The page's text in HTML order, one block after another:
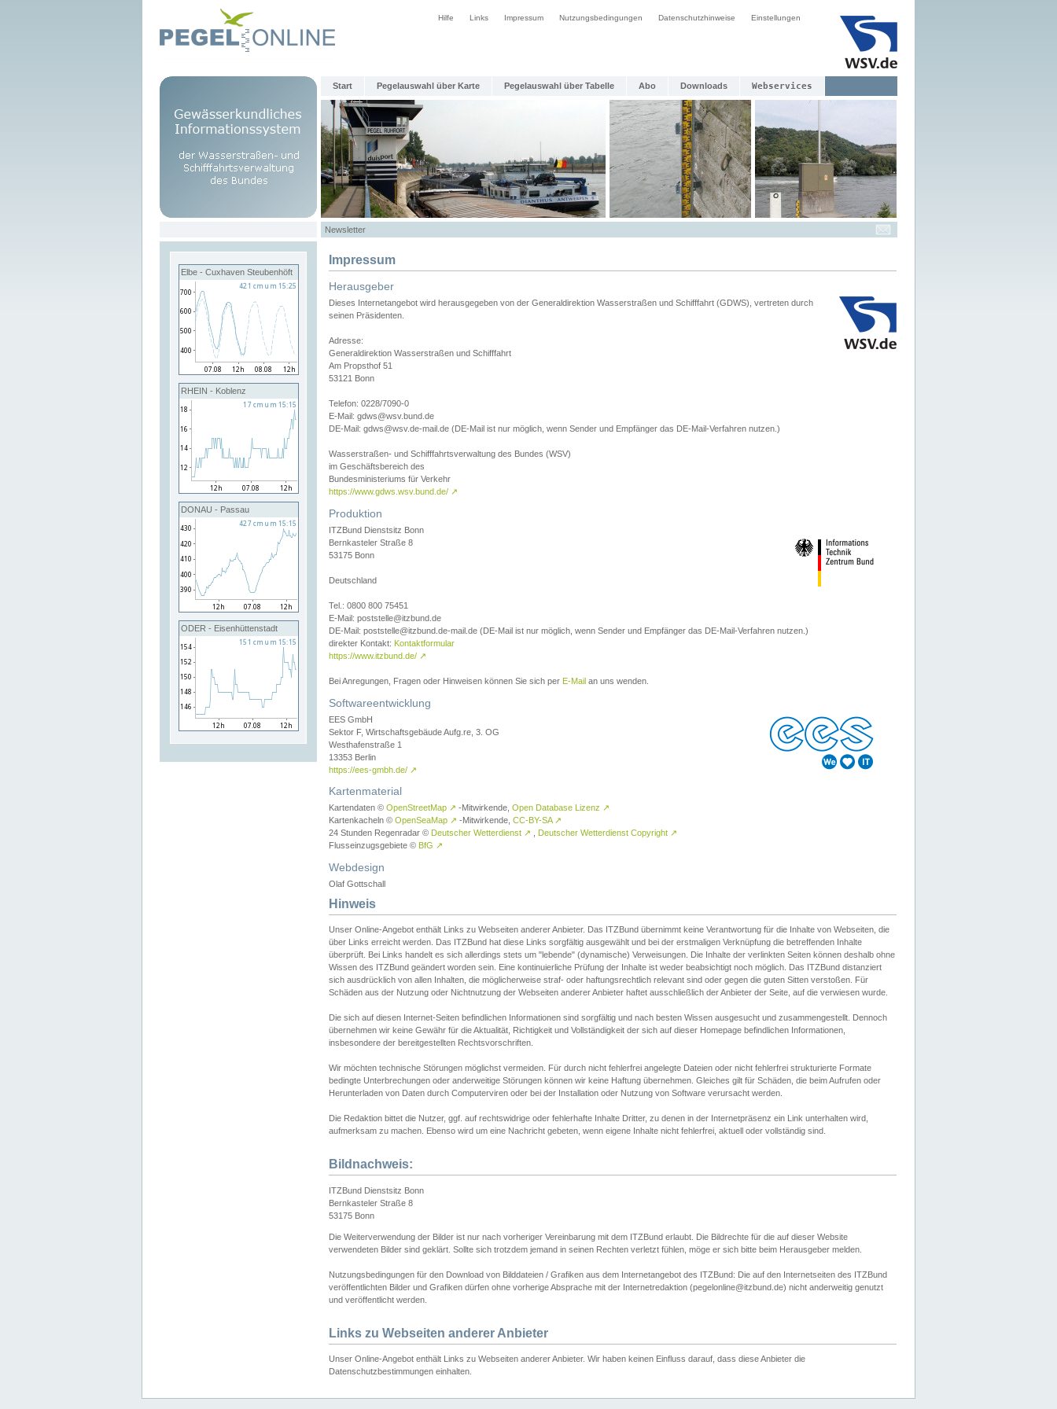
Hilfe Links Impressum Nutzungsbedingungen Datenschutzhinweise Einstellungen
Start Pegelauswahl über Karte Pegelauswahl über Tabelle Abo Downloads Webservices
Newsletter
Elbe - Cuxhaven Steubenhöft
RHEIN - Koblenz
DONAU - Passau
ODER - Eisenhüttenstadt
Impressum
Herausgeber
Dieses Internetangebot wird herausgegeben von der Generaldirektion Wasserstraßen und Schifffahrt (GDWS), vertreten durch
seinen Präsidenten.
Adresse:
Generaldirektion Wasserstraßen und Schifffahrt
Am Propsthof 51
53121 Bonn
Telefon: 0228/7090-0
E-Mail: gdws@wsv.bund.de
DE-Mail: gdws@wsv.de-mail.de (DE-Mail ist nur möglich, wenn Sender und Empfänger das DE-Mail-Verfahren nutzen.)
Wasserstraßen- und Schifffahrtsverwaltung des Bundes (WSV)
im Geschäftsbereich des
Bundesministeriums für Verkehr
https://www.gdws.wsv.bund.de/ ↗
Produktion
ITZBund Dienstsitz Bonn
Bernkasteler Straße 8
53175 Bonn
Deutschland
Tel.: 0800 800 75451
E-Mail: poststelle@itzbund.de
DE-Mail: poststelle@itzbund.de-mail.de (DE-Mail ist nur möglich, wenn Sender und Empfänger das DE-Mail-Verfahren nutzen.)
direkter Kontakt: Kontaktformular
https://www.itzbund.de/ ↗
Bei Anregungen, Fragen oder Hinweisen können Sie sich per E-Mail an uns wenden.
Softwareentwicklung
EES GmbH
Sektor F, Wirtschaftsgebäude Aufg.re, 3. OG
Westhafenstraße 1
13353 Berlin
https://ees-gmbh.de/ ↗
Kartenmaterial
Kartendaten © OpenStreetMap ↗ -Mitwirkende, Open Database Lizenz ↗
Kartenkacheln © OpenSeaMap ↗ -Mitwirkende, CC-BY-SA ↗
24 Stunden Regenradar © Deutscher Wetterdienst ↗ Deutscher Wetterdienst Copyright ↗
Flusseinzugsgebiete © BfG ↗
Webdesign
Olaf Gottschall
Hinweis
Unser Online-Angebot enthält Links zu Webseiten anderer Anbieter. Das ITZBund übernimmt keine Verantwortung für die Inhalte von Webseiten, die
über Links erreicht werden. Das ITZBund hat diese Links sorgfältig ausgewählt und bei der erstmaligen Verknüpfung die betreffenden Inhalte
überprüft. Bei Links handelt es sich allerdings stets um "lebende" (dynamische) Verweisungen. Die Inhalte der verlinkten Seiten können deshalb ohne
Wissen des ITZBund geändert worden sein. Eine kontinuierliche Prüfung der Inhalte ist weder beabsichtigt noch möglich. Das ITZBund distanziert
sich ausdrücklich von allen Inhalten, die möglicherweise straf- oder haftungsrechtlich relevant sind oder gegen die guten Sitten verstoßen. Für
Schäden aus der Nutzung oder Nichtnutzung der Webseiten anderer Anbieter haftet ausschließlich der Anbieter der Seite, auf die verwiesen wurde.
Die sich auf diesen Internet-Seiten befindlichen Informationen sind sorgfältig und nach besten Wissen ausgesucht und zusammengestellt. Dennoch
übernehmen wir keine Gewähr für die Aktualität, Richtigkeit und Vollständigkeit der sich auf dieser Homepage befindlichen Informationen,
insbesondere der bereitgestellten Rechtsvorschriften.
Wir möchten technische Störungen möglichst vermeiden. Für durch nicht fehlerfrei angelegte Dateien oder nicht fehlerfrei strukturierte Formate
bedingte Unterbrechungen oder anderweitige Störungen können wir keine Haftung übernehmen. Gleiches gilt für Schäden, die beim Aufrufen oder
Herunterladen von Daten durch Computerviren oder bei der Installation oder Nutzung von Software verursacht werden.
Die Redaktion bittet die Nutzer, ggf. auf rechtswidrige oder fehlerhafte Inhalte Dritter, zu denen in der Internetpräsenz ein Link unterhalten wird,
aufmerksam zu machen. Ebenso wird um eine Nachricht gebeten, wenn eigene Inhalte nicht fehlerfrei, aktuell oder vollständig sind.
Bildnachweis:
ITZBund Dienstsitz Bonn
Bernkasteler Straße 8
53175 Bonn
Die Weiterverwendung der Bilder ist nur nach vorheriger Vereinbarung mit dem ITZBund erlaubt. Die Bildrechte für die auf dieser Website
verwendeten Bilder sind geklärt. Sollte sich trotzdem jemand in seinen Rechten verletzt fühlen, möge er sich bitte beim Herausgeber melden.
Nutzungsbedingungen für den Download von Bilddateien / Grafiken aus dem Internetangebot des ITZBund: Die auf den Internetseiten des ITZBund
veröffentlichten Bilder und Grafiken dürfen ohne vorherige Absprache mit der Internetredaktion (pegelonline@itzbund.de) nicht anderweitig genutzt
und veröffentlicht werden.
Links zu Webseiten anderer Anbieter
Unser Online-Angebot enthält Links zu Webseiten anderer Anbieter. Wir haben keinen Einfluss darauf, dass diese Anbieter die
Datenschutzbestimmungen einhalten.